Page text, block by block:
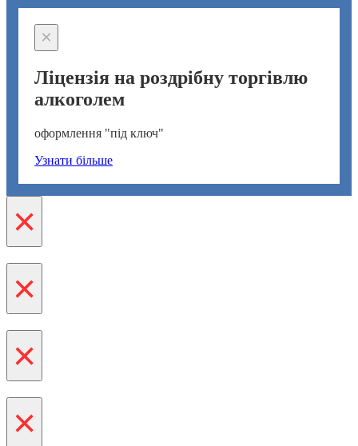
×
Ліцензія на роздрібну торгівлю
алкоголем
оформлення "під ключ"
Узнати більше
×
×
×
×